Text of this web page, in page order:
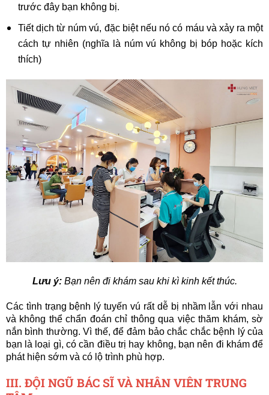
trước đây bạn không bị.
Tiết dịch từ núm vú, đặc biệt nếu nó có máu và xảy ra một
cách tự nhiên (nghĩa là núm vú không bị bóp hoặc kích
thích)
Lưu ý:Bạn nên đi khám sau khi kì kinh kết thúc.
Các tình trạng bệnh lý tuyến vú rất dễ bị nhầm lẫn với nhau
và không thể chẩn đoán chỉ thông qua việc thăm khám, sờ
nắn bình thường. Vì thế, để đảm bảo chắc chắc bệnh lý của
bạn là loại gì, có cần điều trị hay không, bạn nên đi khám để
phát hiện sớm và có lộ trình phù hợp.
III. ĐỘI NGŨ BÁC SĨ VÀ NHÂN VIÊN TRUNG